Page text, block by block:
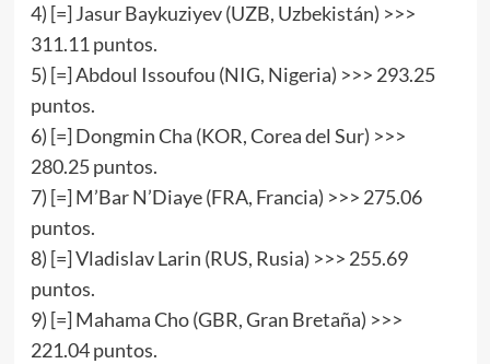
4) [=] Jasur Baykuziyev (UZB, Uzbekistán) >>>
311.11 puntos.
5) [=] Abdoul Issoufou (NIG, Nigeria) >>> 293.25
puntos.
6) [=] Dongmin Cha (KOR, Corea del Sur) >>>
280.25 puntos.
7) [=] M’Bar N’Diaye (FRA, Francia) >>> 275.06
puntos.
8) [=] Vladislav Larin (RUS, Rusia) >>> 255.69
puntos.
9) [=] Mahama Cho (GBR, Gran Bretaña) >>>
221.04 puntos.